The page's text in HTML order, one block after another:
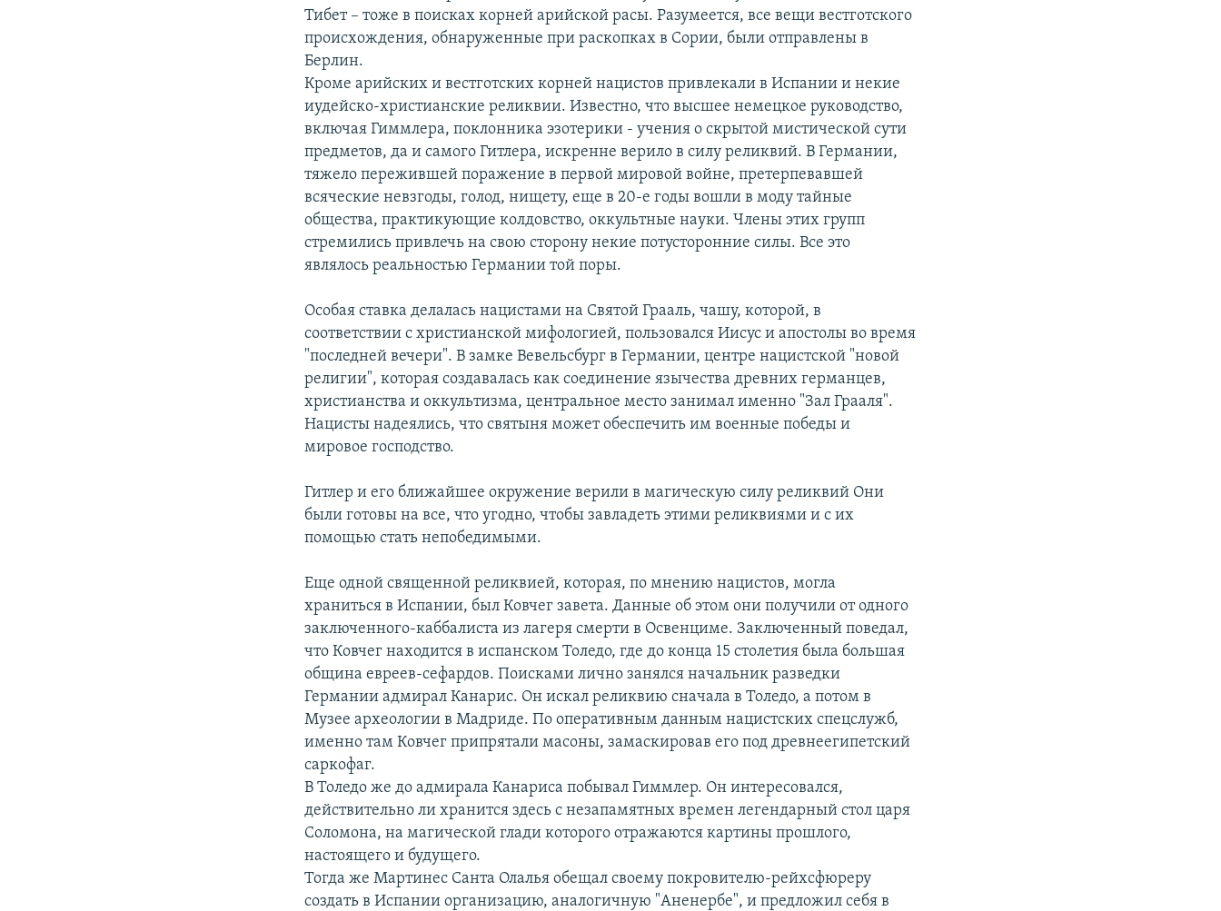
Тибет – тоже в поисках корней арийской расы. Разумеется, все вещи вестготского
происхождения, обнаруженные при раскопках в Сории, были отправлены в
Берлин.
Кроме арийских и вестготских корней нацистов привлекали в Испании и некие
иудейско-христианские реликвии. Известно, что высшее немецкое руководство,
включая Гиммлера, поклонника эзотерики - учения о скрытой мистической сути
предметов, да и самого Гитлера, искренне верило в силу реликвий. В Германии,
тяжело пережившей поражение в первой мировой войне, претерпевавшей
всяческие невзгоды, голод, нищету, еще в 20-е годы вошли в моду тайные
общества, практикующие колдовство, оккультные науки. Члены этих групп
стремились привлечь на свою сторону некие потусторонние силы. Все это
являлось реальностью Германии той поры.
Особая ставка делалась нацистами на Святой Грааль, чашу, которой, в
соответствии с христианской мифологией, пользовался Иисус и апостолы во время
"последней вечери". В замке Вевельсбург в Германии, центре нацистской "новой
религии", которая создавалась как соединение язычества древних германцев,
христианства и оккультизма, центральное место занимал именно "Зал Грааля".
Нацисты надеялись, что святыня может обеспечить им военные победы и
мировое господство.
Гитлер и его ближайшее окружение верили в магическую силу реликвий Они
были готовы на все, что угодно, чтобы завладеть этими реликвиями и с их
помощью стать непобедимыми.
Еще одной священной реликвией, которая, по мнению нацистов, могла
храниться в Испании, был Ковчег завета. Данные об этом они получили от одного
заключенного-каббалиста из лагеря смерти в Освенциме. Заключенный поведал,
что Ковчег находится в испанском Толедо, где до конца 15 столетия была большая
община евреев-сефардов. Поисками лично занялся начальник разведки
Германии адмирал Канарис. Он искал реликвию сначала в Толедо, а потом в
Музее археологии в Мадриде. По оперативным данным нацистских спецслужб,
именно там Ковчег припрятали масоны, замаскировав его под древнеегипетский
саркофаг.
В Толедо же до адмирала Канариса побывал Гиммлер. Он интересовался,
действительно ли хранится здесь с незапамятных времен легендарный стол царя
Соломона, на магической глади которого отражаются картины прошлого,
настоящего и будущего.
Тогда же Мартинес Санта Олалья обещал своему покровителю-рейхсфюреру
создать в Испании организацию, аналогичную "Аненербе", и предложил себя в